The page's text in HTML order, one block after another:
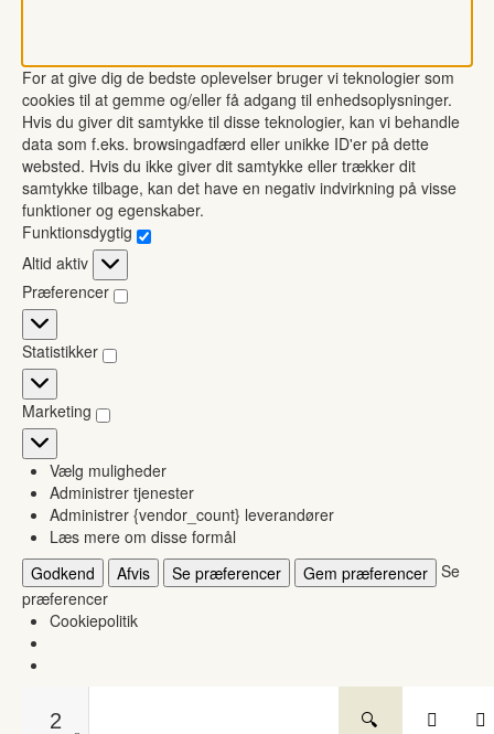
For at give dig de bedste oplevelser bruger vi teknologier som
cookies til at gemme og/eller få adgang til enhedsoplysninger.
Hvis du giver dit samtykke til disse teknologier, kan vi behandle
data som f.eks. browsingadfærd eller unikke ID'er på dette
websted. Hvis du ikke giver dit samtykke eller trækker dit
samtykke tilbage, kan det have en negativ indvirkning på visse
funktioner og egenskaber.
Funktionsdygtig
Funktionsdygtig
Altid aktiv
Præferencer
Præferencer
Statistikker
Statistikker
Marketing
Marketing
Vælg muligheder
Administrer tjenester
Administrer {vendor_count} leverandører
Læs mere om disse formål
Godkend
Afvis Se præferencer Gem præferencer Se
præferencer
Cookiepolitik
2